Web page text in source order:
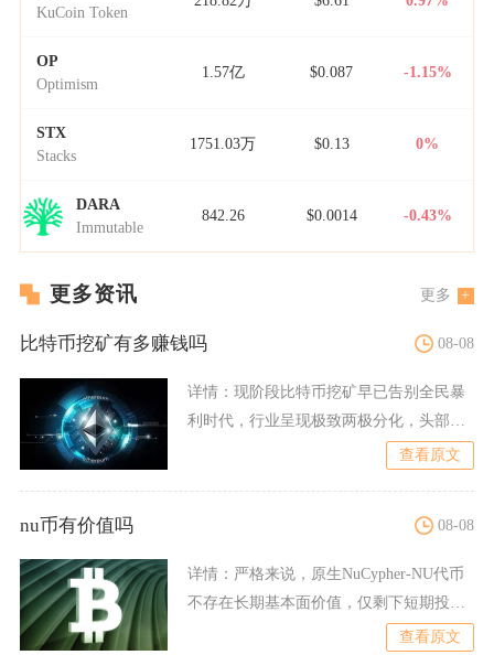
KuCoin Token
OP
Optimism
1.57亿 $0.087 -1.15%
STX
Stacks
1751.03万 $0.13 0%
DARA
Immutable
842.26 $0.0014 -0.43%
更多资讯 更多
比特币挖矿有多赚钱吗 08-08
详情： 现阶段比特币挖矿早已告别全民暴
利时代，行业呈现极致两极分化，头部规
查看原文
nu币有价值吗 08-08
详情： 严格来说，原生NuCypher‑NU代币
不存在长期基本面价值，仅剩下短期投机
查看原文